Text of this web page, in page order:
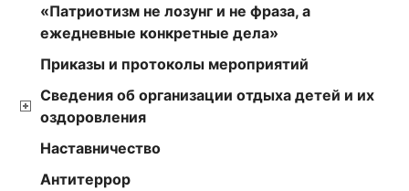
«Патриотизм не лозунг и не фраза, а
ежедневные конкретные дела»
Приказы и протоколы мероприятий
Сведения об организации отдыха детей и их
оздоровления
Наставничество
Антитеррор